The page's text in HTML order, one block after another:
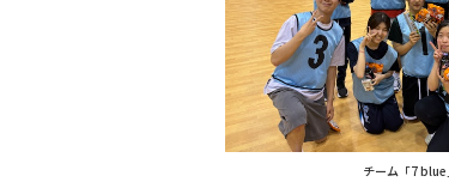
チーム「7 blue